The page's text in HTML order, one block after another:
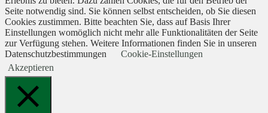
Seite notwendig sind. Sie können selbst entscheiden, ob Sie diesen
Cookies zustimmen. Bitte beachten Sie, dass auf Basis Ihrer
Einstellungen womöglich nicht mehr alle Funktionalitäten der Seite
zur Verfügung stehen. Weitere Informationen finden Sie in unseren
Datenschutzbestimmungen
Cookie-Einstellungen
Akzeptieren